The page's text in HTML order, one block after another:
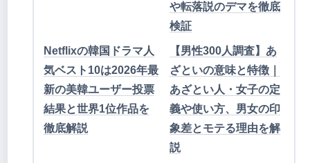
や転落説のデマを徹底
検証
Netflixの韓国ドラマ人
気ベスト10は2026年最
新の美韓ユーザー投票
結果と世界1位作品を
徹底解説
【男性300人調査】あ
ざといの意味と特徴｜
あざとい人・女子の定
義や使い方、男女の印
象差とモテる理由を解
説